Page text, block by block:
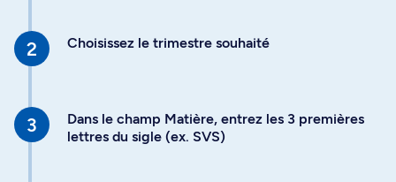
Choisissez le trimestre souhaité
Dans le champ Matière, entrez les 3 premières
lettres du sigle (ex. SVS)